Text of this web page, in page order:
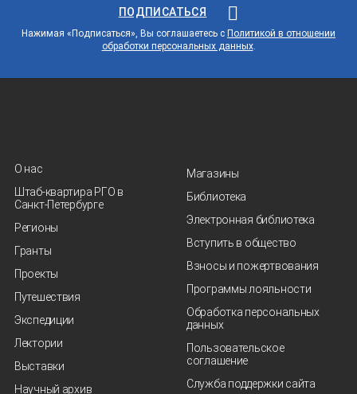
ПОДПИСАТЬСЯ
Нажимая «Подписаться», Вы соглашаетесь с Политикой в отношении
обработки персональных данных.
О нас
Штаб-квартира РГО в
Санкт‑Петербурге
Регионы
Гранты
Проекты
Путешествия
Экспедиции
Лектории
Выставки
Научный архив
Магазины
Библиотека
Электронная библиотека
Вступить в общество
Взносы и пожертвования
Программы лояльности
Обработка персональных
данных
Пользовательское
соглашение
Служба поддержки сайта